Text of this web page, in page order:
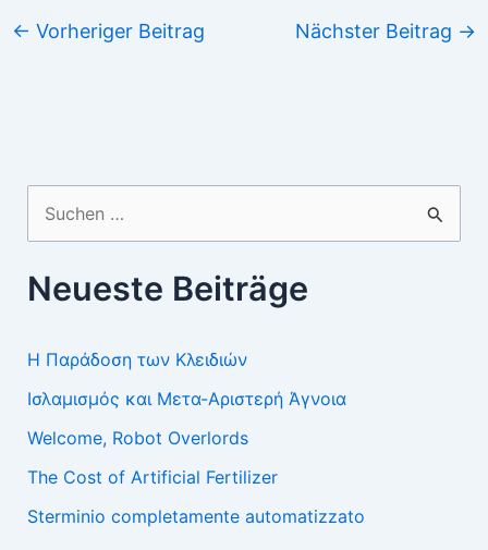
← Vorheriger Beitrag Nächster Beitrag →
Suchen
nach:
Neueste Beiträge
Η Παράδοση των Κλειδιών
Ισλαμισμός και Μετα-Αριστερή Άγνοια
Welcome, Robot Overlords
The Cost of Artificial Fertilizer
Sterminio completamente automatizzato